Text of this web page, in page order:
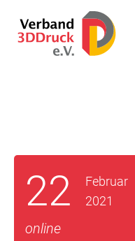
22
Februar
2021
online